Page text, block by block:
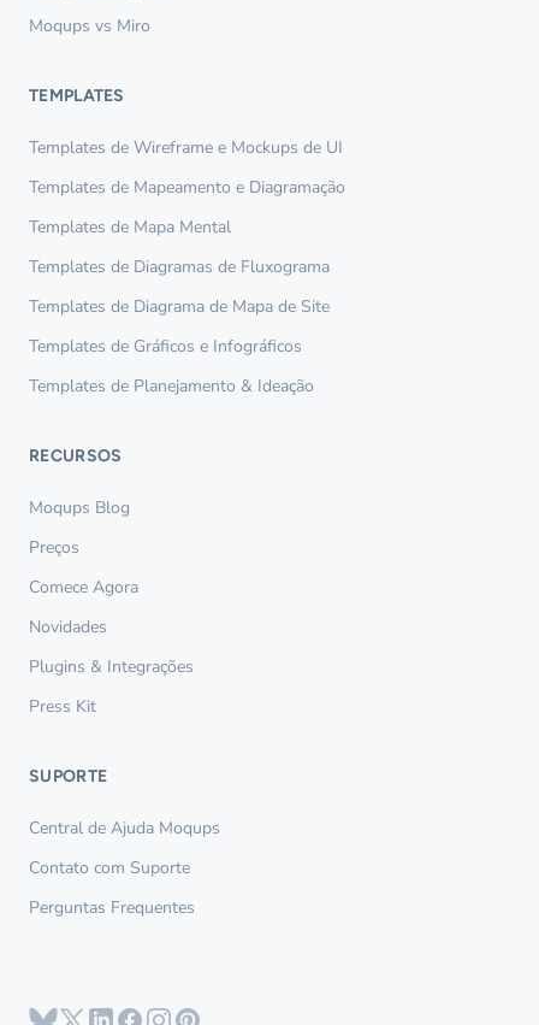
Moqups vs Miro
TEMPLATES
Templates de Wireframe e Mockups de UI
Templates de Mapeamento e Diagramação
Templates de Mapa Mental
Templates de Diagramas de Fluxograma
Templates de Diagrama de Mapa de Site
Templates de Gráficos e Infográficos
Templates de Planejamento & Ideação
RECURSOS
Moqups Blog
Preços
Comece Agora
Novidades
Plugins & Integrações
Press Kit
SUPORTE
Central de Ajuda Moqups
Contato com Suporte
Perguntas Frequentes